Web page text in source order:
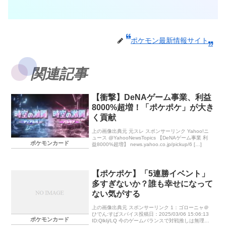
ポケモン最新情報サイト
関連記事
ポケモンカード
【衝撃】DeNAゲーム事業、利益
8000%超増！「ポケポケ」が大き
く貢献
上の画像出典元 元スレ スポンサーリンク Yahoo!ニ
ュース @YahooNewsTopics 【DeNAゲーム事業 利
益8000%超増】 news.yahoo.co.jp/pickup/6 […]
ポケモンカード
【ポケポケ】「5連勝イベント」
多すぎないか？誰も幸せになって
ない気がする
上の画像出典元 スポンサーリンク 1：ゴローニャ＠
ひでん:すぱスパイス投稿日：2025/03/06 15:06:13
ID:QlkIj/LQ 今のゲームバランスで対戦推しは無理で